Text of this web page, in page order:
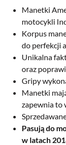
Manetki
motocykli
Korpus
do perfekcji
Unikalna
oraz
Gripy
Manetki
zapewnia to
Pasują do
w latach